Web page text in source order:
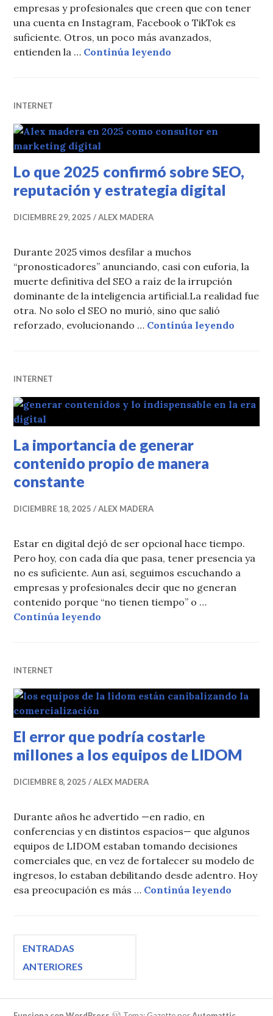
empresas y profesionales que creen que con tener
una cuenta en Instagram, Facebook o TikTok es
suficiente. Otros, un poco más avanzados,
entienden la … Continúa leyendo
INTERNET
Lo que 2025 confirmó sobre SEO,
reputación y estrategia digital
DICIEMBRE 29, 2025 ALEX MADERA
Durante 2025 vimos desfilar a muchos
“pronosticadores” anunciando, casi con euforia, la
muerte definitiva del SEO a raíz de la irrupción
dominante de la inteligencia artificial.La realidad fue
otra. No solo el SEO no murió, sino que salió
reforzado, evolucionando … Continúa leyendo
INTERNET
La importancia de generar
contenido propio de manera
constante
DICIEMBRE 18, 2025 ALEX MADERA
Estar en digital dejó de ser opcional hace tiempo.
Pero hoy, con cada día que pasa, tener presencia ya
no es suficiente. Aun así, seguimos escuchando a
empresas y profesionales decir que no generan
contenido porque “no tienen tiempo” o …
Continúa leyendo
INTERNET
El error que podría costarle
millones a los equipos de LIDOM
DICIEMBRE 8, 2025 ALEX MADERA
Durante años he advertido —en radio, en
conferencias y en distintos espacios— que algunos
equipos de LIDOM estaban tomando decisiones
comerciales que, en vez de fortalecer su modelo de
ingresos, lo estaban debilitando desde adentro. Hoy
esa preocupación es más … Continúa leyendo
Navegación
ENTRADAS
ANTERIORES